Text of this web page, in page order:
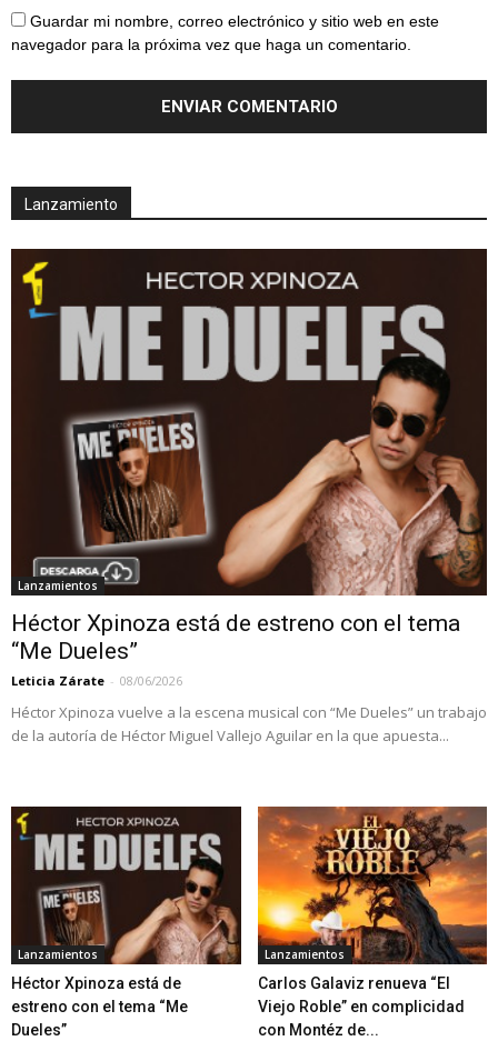
Guardar mi nombre, correo electrónico y sitio web en este
navegador para la próxima vez que haga un comentario.
Lanzamiento
Lanzamientos
Héctor Xpinoza está de estreno con el tema
“Me Dueles”
Leticia Zárate - 08/06/2026
Héctor Xpinoza vuelve a la escena musical con “Me Dueles” un trabajo
de la autoría de Héctor Miguel Vallejo Aguilar en la que apuesta...
Lanzamientos
Héctor Xpinoza está de
estreno con el tema “Me
Dueles”
Lanzamientos
Carlos Galaviz renueva “El
Viejo Roble” en complicidad
con Montéz de...